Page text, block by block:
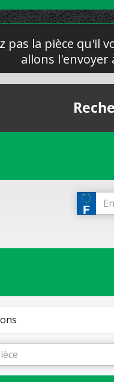
pas la pièce qu'il
allons l'envoyer